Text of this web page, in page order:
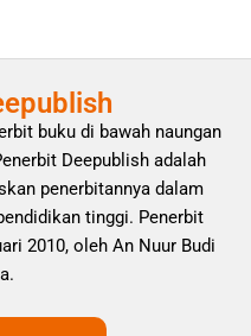
buku di bawah naungan
Deepublish adalah
penerbitannya dalam
tinggi. Penerbit
2010, oleh An Nuur Budi